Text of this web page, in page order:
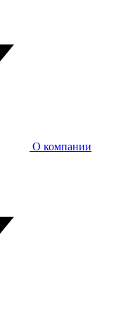
О компании